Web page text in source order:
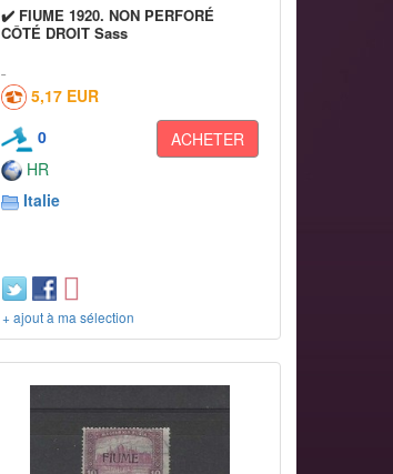
✔️ FIUME 1920. NON PERFORÉ
CÔTÉ DROIT Sass
5,17 EUR
0
ACHETER
HR
Italie
+ ajout à ma sélection